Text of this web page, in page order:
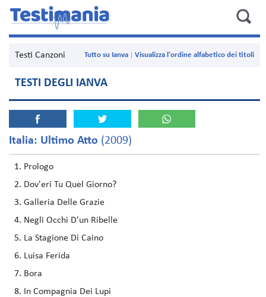
Testi Canzoni Visualizza l'ordine alfabetico dei titoli
Tutto su Ianva
TESTI DEGLI IANVA
Italia: Ultimo Atto (2009)
Prologo
Dov'eri Tu Quel Giorno?
Galleria Delle Grazie
Negli Occhi D'un Ribelle
La Stagione Di Caino
Luisa Ferida
Bora
In Compagnia Dei Lupi